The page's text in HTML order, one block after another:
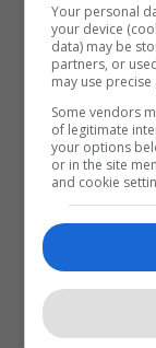
Samsung
Your personal
your device
data) may be
partners, or
may use
Some vendors
of legitimate
your options
or in the site
and cookie